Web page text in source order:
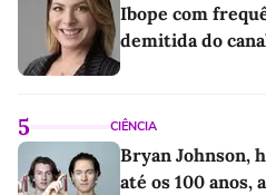
Ibope com
demitida do
5 CIÊNCIA
Bryan Johnson,
até os 100 anos,